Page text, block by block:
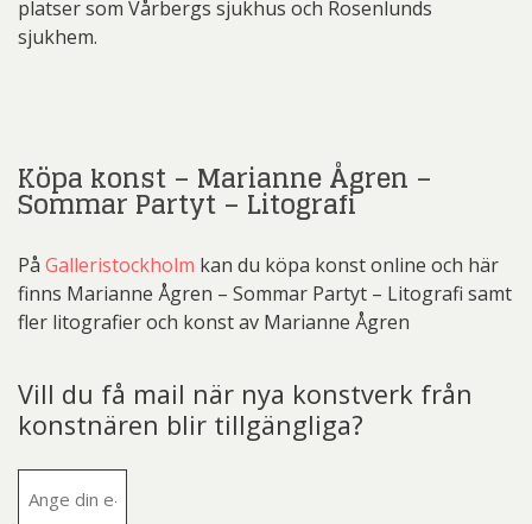
platser som Vårbergs sjukhus och Rosenlunds
sjukhem.
Köpa konst – Marianne Ågren –
Sommar Partyt – Litografi
På Galleristockholm kan du köpa konst online och här
finns Marianne Ågren – Sommar Partyt – Litografi samt
fler litografier och konst av Marianne Ågren
Vill du få mail när nya konstverk från
konstnären blir tillgängliga?